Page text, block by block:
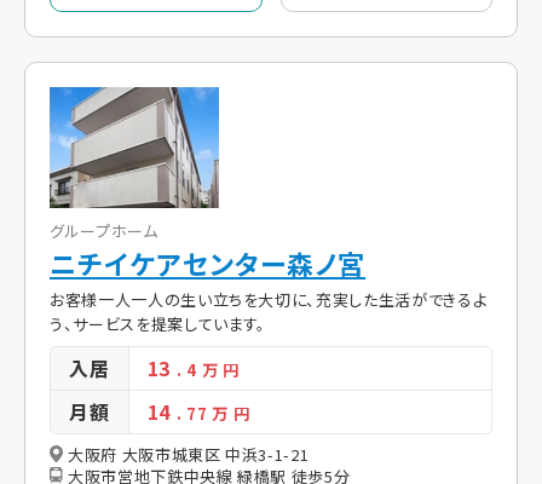
グループホーム
ニチイケアセンター森ノ宮
お客様一人一人の生い立ちを大切に、充実した生活ができるよ
う、サービスを提案しています。
入居 13 . 4 万 円
月額 14 . 77万 円
大阪府 大阪市城東区 中浜3-1-21
大阪市営地下鉄中央線 緑橋駅 徒歩5分